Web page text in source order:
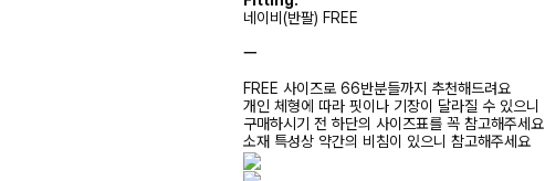
네이비(반팔) FREE
ㅡ
FREE 사이즈로 66반분들까지 추천해드려요
개인 체형에 따라 핏이나 기장이 달라질 수 있으니
구매하시기 전 하단의 사이즈표를 꼭 참고해주세요
소재 특성상 약간의 비침이 있으니 참고해주세요